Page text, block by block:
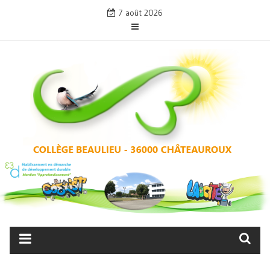
7 août 2026
COLLÈGE BEAULIEU –
CHÂTEAUROUX